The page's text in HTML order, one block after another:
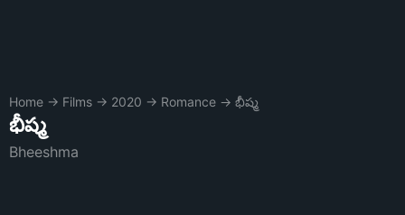
Home → Films → 2020 → Romance → భీష్మ
భీష్మ
Bheeshma